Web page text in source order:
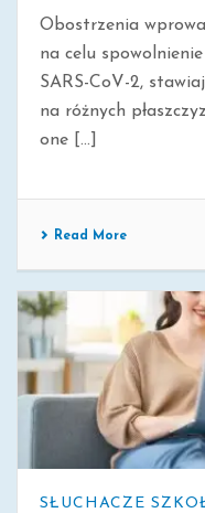
Obostrzenia
na celu
SARS-CoV-2,
na różnych
one [...]
Read More
SŁUCHACZE